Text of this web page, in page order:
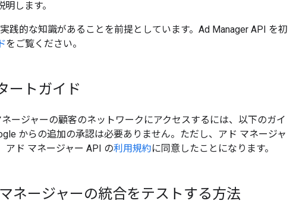
します。
践的な知識があることを前提としています。Ad Manager API を初
をご覧ください。
ートガイド
ージャーの顧客のネットワークにアクセスするには、以下のガイ
からの追加の承認は必要ありません。ただし、アド マネージャ
アド マネージャー API の利用規約に同意したことになります。
ネージャーの統合をテストする方法